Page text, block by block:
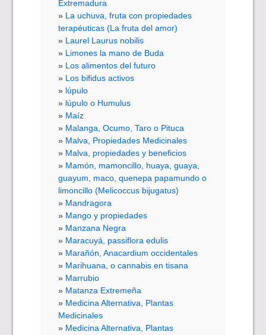
Extremadura
La uchuva, fruta con propiedades
terapéuticas (La fruta del amor)
Laurel Laurus nobilis
Limones la mano de Buda
Los alimentos del futuro
Los bifidus activos
lúpulo
lúpulo o Humulus
Maíz
Malanga, Ocumo, Taro o Pituca
Malva, Propiedades Medicinales
Malva, propiedades y beneficios
Mamón, mamoncillo, huaya, guaya,
guayum, maco, quenepa papamundo o
limoncillo (Melicoccus bijugatus)
Mandragora
Mango y propiedades
Manzana Negra
Maracuyá, passiflora edulis
Marañón, Anacardium occidentales
Marihuana, o cannabis en tisana
Marrubio
Matanza Extremeña
Medicina Alternativa, Plantas
Medicinales
Medicina Alternativa, Plantas